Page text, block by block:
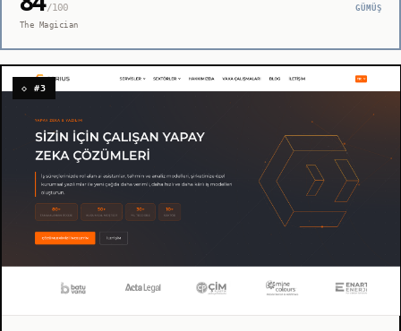
/100
GÜMÜŞ
The Magician
◇ #3